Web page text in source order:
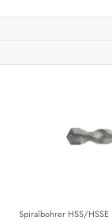
Spiralbohrer HSS/HSSE